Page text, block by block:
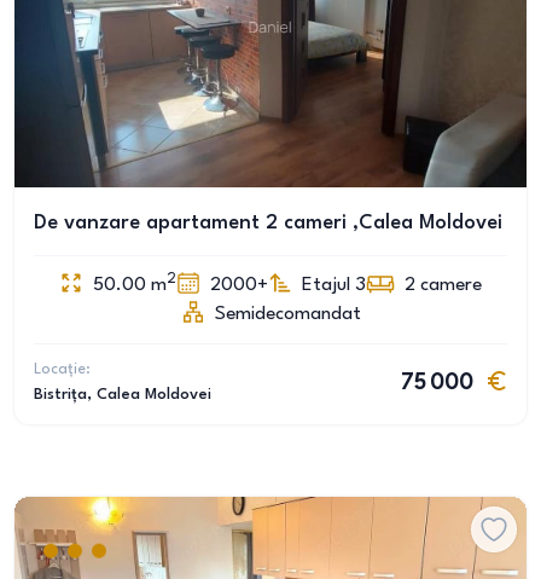
De vanzare apartament 2 cameri ,Calea Moldovei
50.00 m2 2000+ Etajul 3 2 camere
Semidecomandat
Locație:
Bistrița, Calea Moldovei
75 000